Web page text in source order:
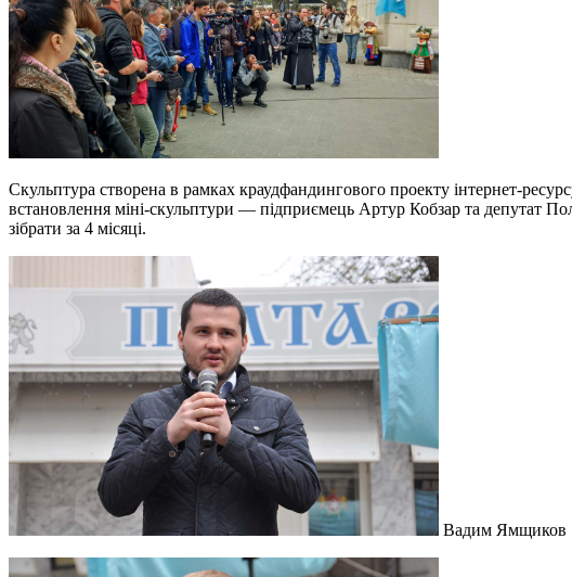
Скульптура створена в рамках краудфандингового проекту інтернет-
встановлення міні-скульптури — підприємець Артур Кобзар та депутат
зібрати за 4 місяці.
Вадим Ямщиков